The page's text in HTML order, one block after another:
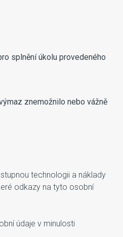
splnění úkolu provedeného
znemožnilo nebo vážně
technologii a náklady
odkazy na tyto osobní
údaje v minulosti